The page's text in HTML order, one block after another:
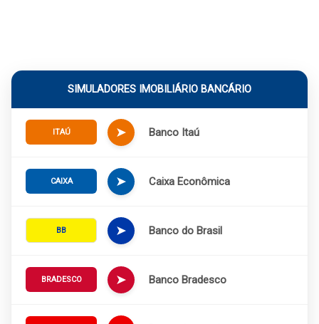
SIMULADORES IMOBILIÁRIO BANCÁRIO
ITAÚ ➤ Banco Itaú
CAIXA ➤ Caixa Econômica
BB ➤ Banco do Brasil
BRADESCO ➤ Banco Bradesco